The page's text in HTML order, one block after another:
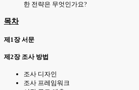
한 전략은 무엇인가요?
목차
제1장 서문
제2장 조사 방법
조사 디자인
조사 프레임워크